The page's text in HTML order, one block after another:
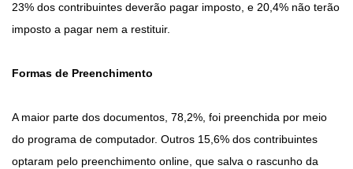
23% dos contribuintes deverão pagar imposto, e 20,4% não terão
imposto a pagar nem a restituir.
Formas de Preenchimento
A maior parte dos documentos, 78,2%, foi preenchida por meio
do programa de computador. Outros 15,6% dos contribuintes
optaram pelo preenchimento online, que salva o rascunho da